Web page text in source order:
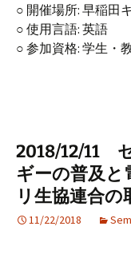
○ 開催場所: 早稲田
○ 使用言語: 英語
○ 参加資格: 学生・
2018/12/11
ギーの普及と
リ生協連合の
11/22/2018